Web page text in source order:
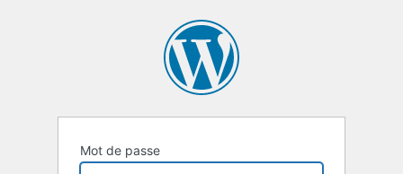
Mot de passe